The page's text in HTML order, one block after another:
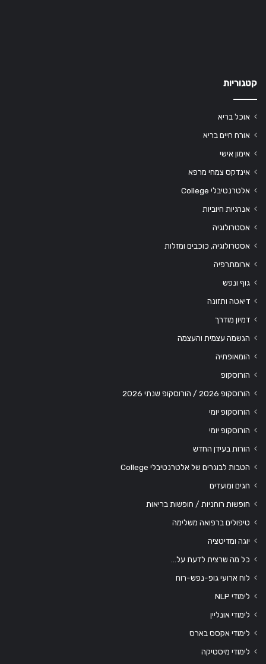
קטגוריות
אוכל בריא
אורח חיים בריא
אימון אישי
אינדקס צמחי מרפא
אלטרנטיבלי College
אנרגיות חיוביות
אסטרולוגיה
אסטרולוגיה, כוכבים ומזלות
ארומתרפיה
גוף ונפש
דיאטה ותזונה
דמיון מודרך
הגשמה עצמית והעצמה
הומאופתיה
הורוסקופ
הורוסקופ 2026 / הורוסקופ שנתי 2026
הורוסקופ יומי
הורוסקופ יומי
הורות בעידן החדש
הטבות לבוגרים של אלטרנטיבלי College
חגים ומועדים
חופשות רוחניות / חופשות בריאות
טיפולים ברפואה משלימה
יוגה ומדיטציה
כל מה שרצית לדעת על…
לוח ארועי גופ-נפש-רוח
לימודי NLP
לימודי אונליין
לימודי אקסס בארס
לימודי מיסטיקה